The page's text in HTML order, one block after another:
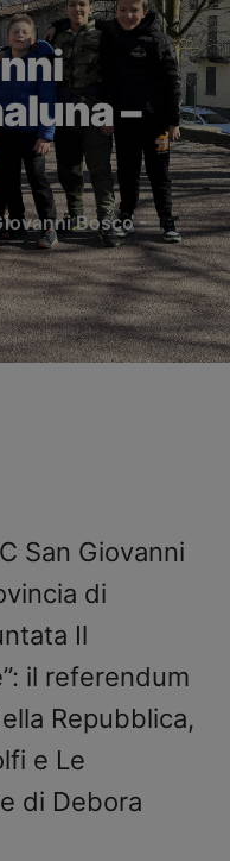
–
Bosco -
San Giovanni
di
Il
il referendum
Repubblica,
e Le
di Debora